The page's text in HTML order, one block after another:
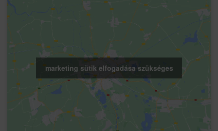
marketing sütik elfogadása szükséges